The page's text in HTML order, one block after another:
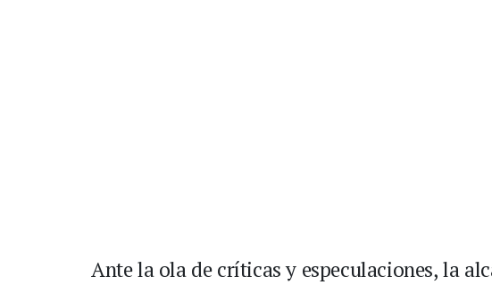
Ante la ola de críticas y especulaciones, la